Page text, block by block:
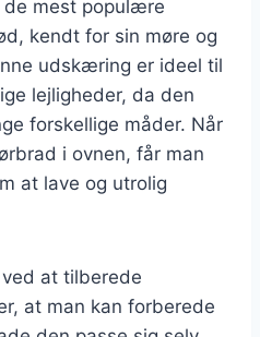
de mest populære
kendt for sin møre og
udskæring er ideel til
lejligheder, da den
forskellige måder. Når
i ovnen, får man
at lave og utrolig
at tilberede
at man kan forberede